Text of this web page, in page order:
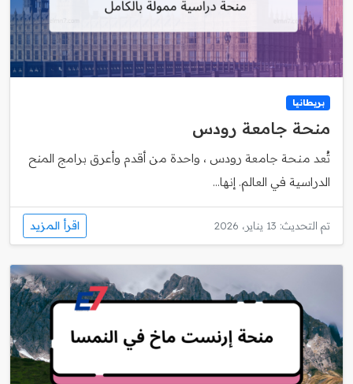
بريطانيا
منحة جامعة رودس
تُعد منحة جامعة رودس ، واحدة من أقدم وأعرق برامج المنح
الدراسية في العالم. إنها...
تم التحديث: 13 يناير، 2026 اقرأ المزيد